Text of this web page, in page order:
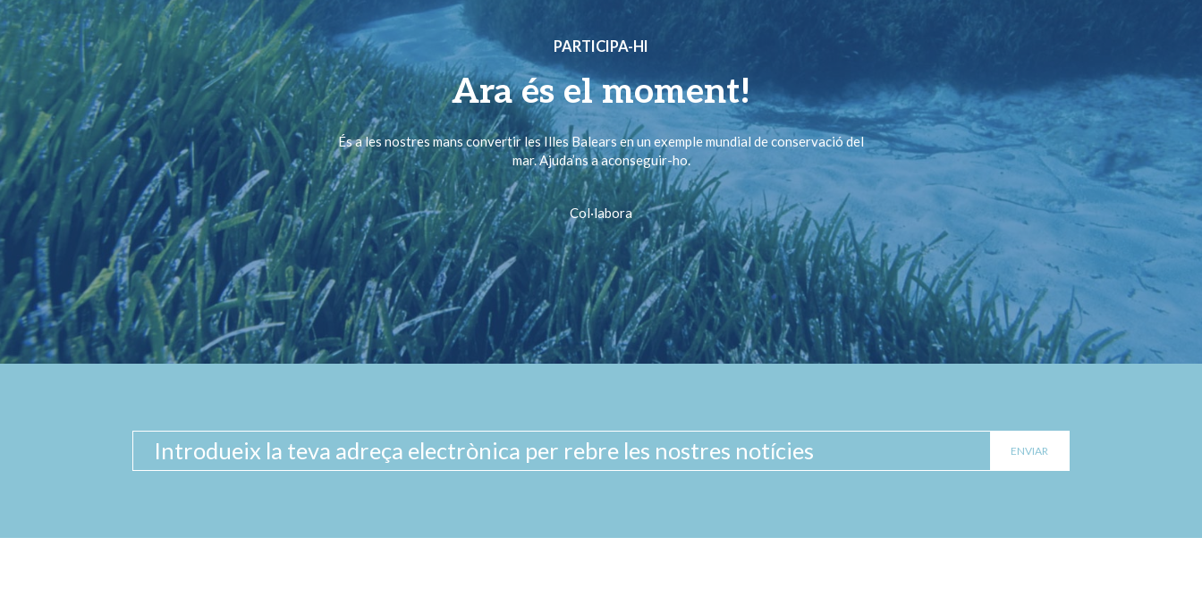
PARTICIPA-HI
Ara és el moment!
És a les nostres mans convertir les Illes Balears en un exemple mundial de conservació del
mar. Ajuda’ns a aconseguir-ho.
Col·labora